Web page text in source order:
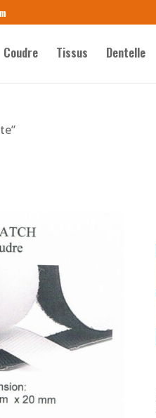
Coudre Tissus Dentelle